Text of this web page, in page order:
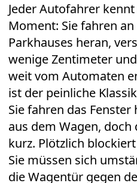
Jeder Autofahrer
Moment: Sie fahren
Parkhauses heran,
wenige Zentimeter
weit vom Automaten
ist der peinliche
Sie fahren das
aus dem Wagen,
kurz. Plötzlich
Sie müssen sich
die Wagentür gegen